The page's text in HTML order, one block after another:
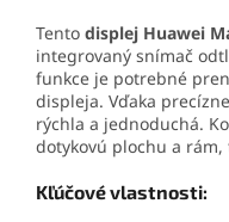
Tento displej Huawei
integrovaný snímač
funkce je potrebné
displeja. Vďaka
rýchla a jednoduchá.
dotykovú plochu a
Kľúčové vlastnosti: